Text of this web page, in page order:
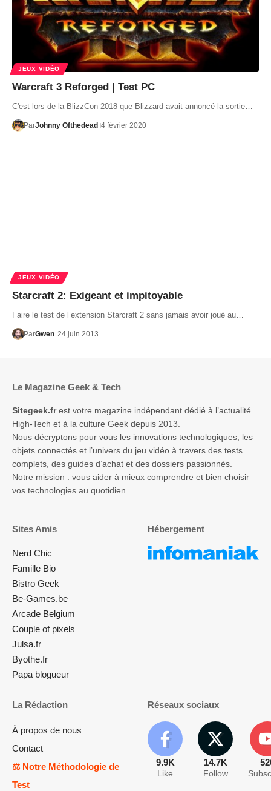
JEUX VIDÉO
Warcraft 3 Reforged | Test PC
C'est lors de la BlizzCon 2018 que Blizzard avait annoncé la sortie…
ParJohnny Ofthedead 4 février 2020
JEUX VIDÉO
Starcraft 2: Exigeant et impitoyable
Faire le test de l’extension Starcraft 2 sans jamais avoir joué au…
ParGwen 24 juin 2013
Le Magazine Geek & Tech
Sitegeek.frest votre magazine indépendant dédié à l’actualité
High-Tech et à la culture Geek depuis 2013.
Nous décryptons pour vous les innovations technologiques, les
objets connectés et l’univers du jeu vidéo à travers des tests
complets, des guides d’achat et des dossiers passionnés.
Notre mission : vous aider à mieux comprendre et bien choisir
vos technologies au quotidien.
Sites Amis
Nerd Chic
Famille Bio
Bistro Geek
Be-Games.be
Arcade Belgium
Couple of pixels
Julsa.fr
Byothe.fr
Papa blogueur
Hébergement
La Rédaction
À propos de nous
Contact
⚖️ Notre Méthodologie de
Test
Réseaux sociaux
9.9K
Like
14.7K
Follow